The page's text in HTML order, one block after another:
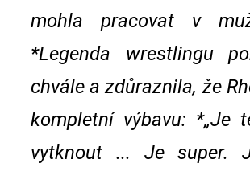
mohla pracovat v
*Legenda wrestlingu
chvále a zdůraznila, že
kompletní výbavu: *„Je
vytknout ... Je super.